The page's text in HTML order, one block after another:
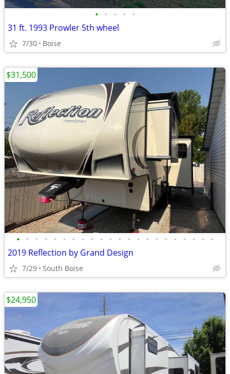
• • • • •
31 ft. 1993 Prowler 5th wheel
7/30 Boise
• • • • • • • • • • • • • • • • • • • • • •
2019 Reflection by Grand Design
7/29 South Boise
$31,500
$24,950